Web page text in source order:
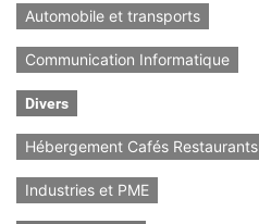
Automobile et transports
Communication Informatique
Divers
Hébergement Cafés Restaurants
Industries et PME